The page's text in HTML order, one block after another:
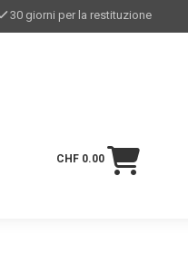
30 giorni per la restituzione
CHF 0.00